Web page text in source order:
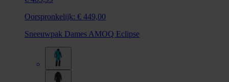
Oorspronkelijk: € 449,00
Sneeuwpak Dames AMOQ Eclipse